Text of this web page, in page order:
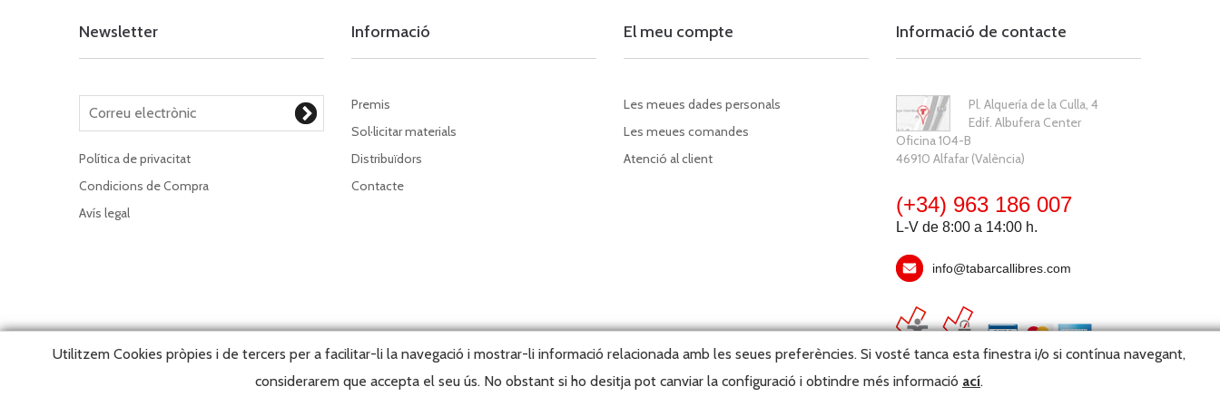
Utilitzem Cookies pròpies i de tercers per a facilitar-li la navegació i mostrar-li informació relacionada amb les seues preferències. Si vosté tanca esta finestra i/o si contínua navegant,
considerarem que accepta el seu ús. No obstant si ho desitja pot canviar la configuració i obtindre més informació ací.
Newsletter
Política de privacitat
Condicions de Compra
Avís legal
Informació
Premis
Sol·licitar materials
Distribuïdors
Contacte
El meu compte
Les meues dades personals
Les meues comandes
Atenció al client
Informació de contacte
Pl. Alquería de la Culla, 4
Edif. Albufera Center
Oficina 104-B
46910 Alfafar (València)
(+34) 963 186 007
L-V de 8:00 a 14:00 h.
info@tabarcallibres.com